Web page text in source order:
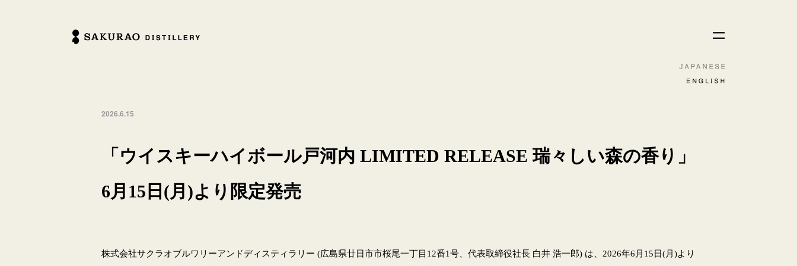
2026.6.15
「ウイスキーハイボール戸河内 LIMITED RELEASE 瑞々しい森の香り」
6月15日(月)より限定発売
株式会社サクラオブルワリーアンドディスティラリー (広島県廿日市市桜尾一丁目12番1号、代表取締役社長 白井 浩一郎) は、2026年6月15日(月)より